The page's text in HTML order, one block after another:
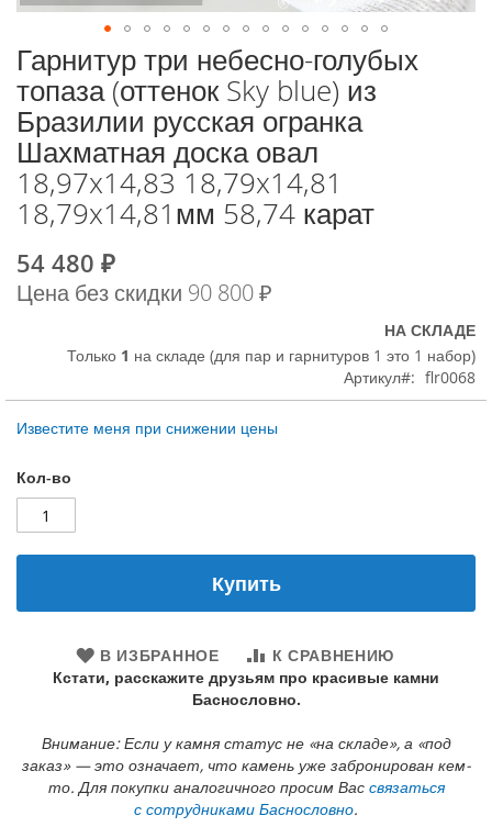
Гарнитур три небесно-голубых
топаза (оттенок Sky blue) из
Бразилии русская огранка
Шахматная доска овал
18,97x14,83 18,79x14,81
18,79x14,81мм 58,74 карат
Special
Price
54 480 ₽
Цена без скидки 90 800 ₽
НА СКЛАДЕ
Только 1 на складе (для пар и гарнитуров 1 это 1 набор)
Артикул
flr0068
Известите меня при снижении цены
Кол-во
Купить
В ИЗБРАННОЕ
К СРАВНЕНИЮ
Кстати, расскажите друзьям про красивые камни
Баснословно.
Внимание: Если у камня статус не «на складе», а «под
заказ» — это означает, что камень уже забронирован кем-
то. Для покупки аналогичного просим Вас связаться
с сотрудниками Баснословно.
К
началу
галереи
изображений